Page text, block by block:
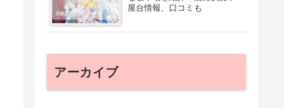
屋台情報、口コミも
アーカイブ